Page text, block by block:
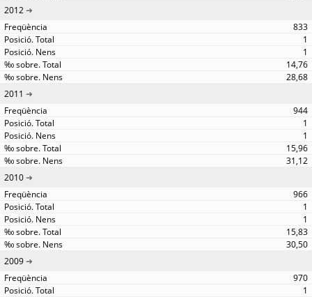
2012
833
1
1
14,76
28,68
2011
944
1
1
15,96
31,12
2010
966
1
1
15,83
30,50
2009
970
1